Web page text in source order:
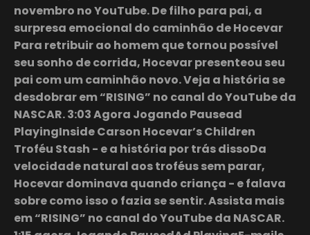
novembro no YouTube. De filho para pai, a
surpresa emocional do caminhão de Hocevar
Para retribuir ao homem que tornou possível
seu sonho de corrida, Hocevar presenteou seu
pai com um caminhão novo. Veja a história se
desdobrar em “RISING” no canal do YouTube da
NASCAR. 3:03 Agora Jogando Pausead
PlayingInside Carson Hocevar’s Children
Troféu Stash - e a história por trás dissoDa
velocidade natural aos troféus sem parar,
Hocevar dominava quando criança - e falava
sobre como isso o fazia se sentir. Assista mais
em “RISING” no canal do YouTube da NASCAR.